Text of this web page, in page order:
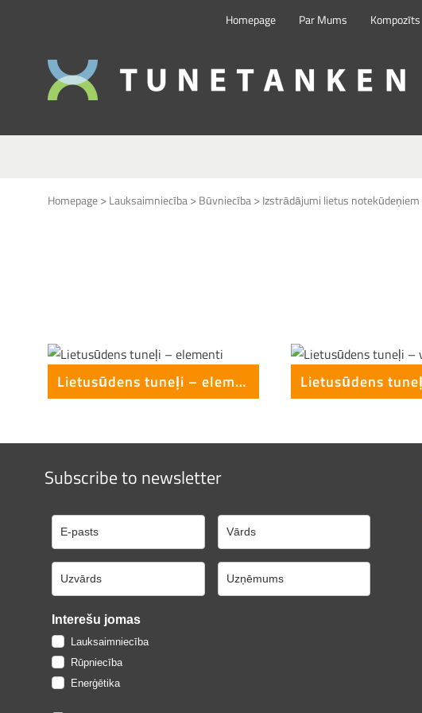
Homepage Par Mums Kompozīts
Homepage > Lauksaimniecība > Būvniecība > Izstrādājumi lietus notekūdeņiem
Lietusūdens tuneļi – elementi
Subscribe to newsletter
Interešu jomas
Lauksaimniecība
Rūpniecība
Enerģētika